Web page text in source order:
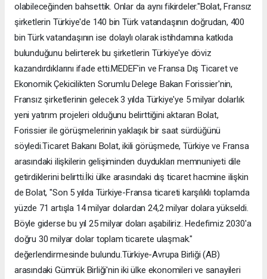
olabileceğinden bahsettik. Onlar da aynı fikirdeler."Bolat, Fransız
şirketlerin Türkiye'de 140 bin Türk vatandaşının doğrudan, 400
bin Türk vatandaşının ise dolaylı olarak istihdamına katkıda
bulunduğunu belirterek bu şirketlerin Türkiye'ye döviz
kazandırdıklarını ifade etti.MEDEF'in ve Fransa Dış Ticaret ve
Ekonomik Çekicilikten Sorumlu Delege Bakan Forissier'nin,
Fransız şirketlerinin gelecek 3 yılda Türkiye'ye 5 milyar dolarlık
yeni yatırım projeleri olduğunu belirttiğini aktaran Bolat,
Forissier ile görüşmelerinin yaklaşık bir saat sürdüğünü
söyledi.Ticaret Bakanı Bolat, ikili görüşmede, Türkiye ve Fransa
arasındaki ilişkilerin gelişiminden duydukları memnuniyeti dile
getirdiklerini belirtti.İki ülke arasındaki dış ticaret hacmine ilişkin
de Bolat, "Son 5 yılda Türkiye-Fransa ticareti karşılıklı toplamda
yüzde 71 artışla 14 milyar dolardan 24,2 milyar dolara yükseldi.
Böyle giderse bu yıl 25 milyar doları aşabiliriz. Hedefimiz 2030'a
doğru 30 milyar dolar toplam ticarete ulaşmak."
değerlendirmesinde bulundu.Türkiye-Avrupa Birliği (AB)
arasındaki Gümrük Birliği'nin iki ülke ekonomileri ve sanayileri